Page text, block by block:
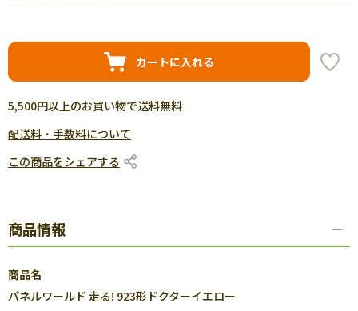
カートに入れる
5,500円以上のお買い物で送料無料
配送料・手数料について
この商品をシェアする
商品情報
商品名
パネルワールド 走る! 923形ドクターイエロー